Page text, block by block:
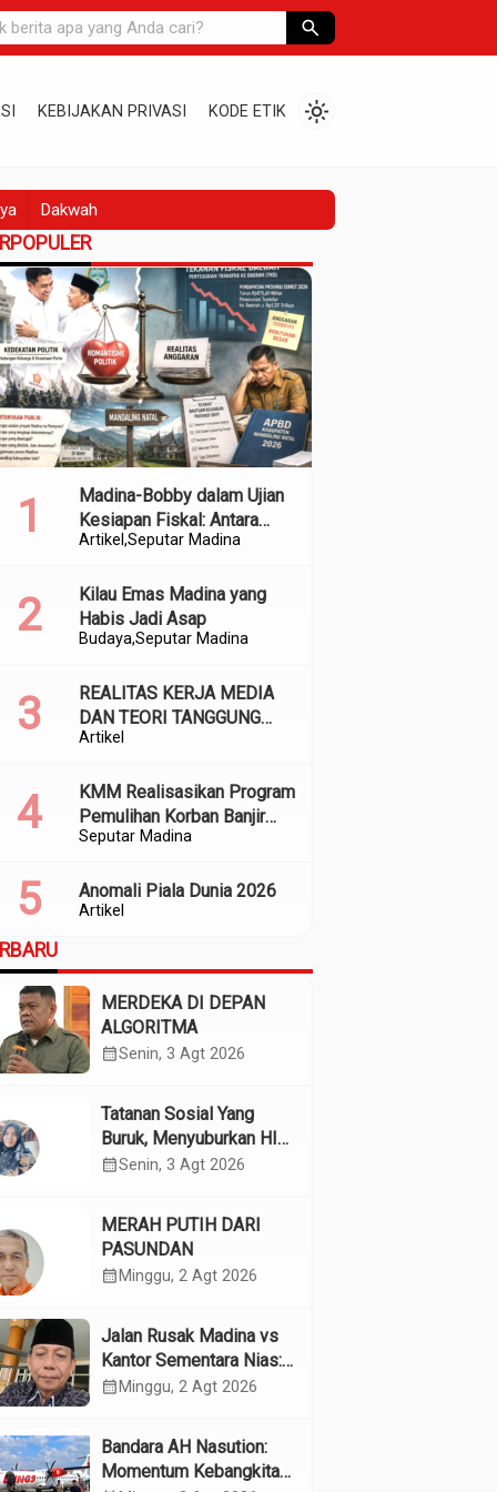
search
KEBIJAKAN PRIVASI KODE ETIK light_mode
Dakwah
Artikel Seputar Madina
Madina-Bobby dalam Ujian
Kesiapan Fiskal: Antara
Kedekatan Politik dan
BudayaSeputar Madina
Kilau Emas Madina yang
Habis Jadi Asap
Artikel
REALITAS KERJA MEDIA
DAN TEORI TANGGUNG
JAWAB SOSIAL
Seputar Madina
KMM Realisasikan Program
Pemulihan Korban Banjir
dan Longsor di Kabupaten
Artikel
Anomali Piala Dunia 2026
MERDEKA DI DEPAN
ALGORITMA
calendar_monthSenin, 3 Agt 2026
Tatanan Sosial Yang
Buruk, Menyuburkan HIV
Pada Remaja
calendar_monthSenin, 3 Agt 2026
MERAH PUTIH DARI
PASUNDAN
calendar_month Minggu, 2 Agt 2026
Jalan Rusak Madina vs
Kantor Sementara Nias:
Kebijakan Pilih Kasih
calendar_month Minggu, 2 Agt 2026
Bandara AH Nasution:
Momentum Kebangkitan